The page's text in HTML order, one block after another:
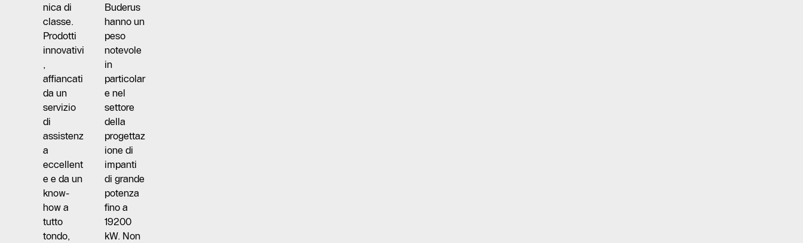
nica di
classe.
Prodotti
innovativi
,
affiancati
da un
servizio
di
assistenz
a
eccellent
e e da un
know-
how a
tutto
tondo,
Buderus
hanno un
peso
notevole
in
particolar
e nel
settore
della
progettaz
ione di
impanti
di grande
potenza
fino a
19200
kW. Non